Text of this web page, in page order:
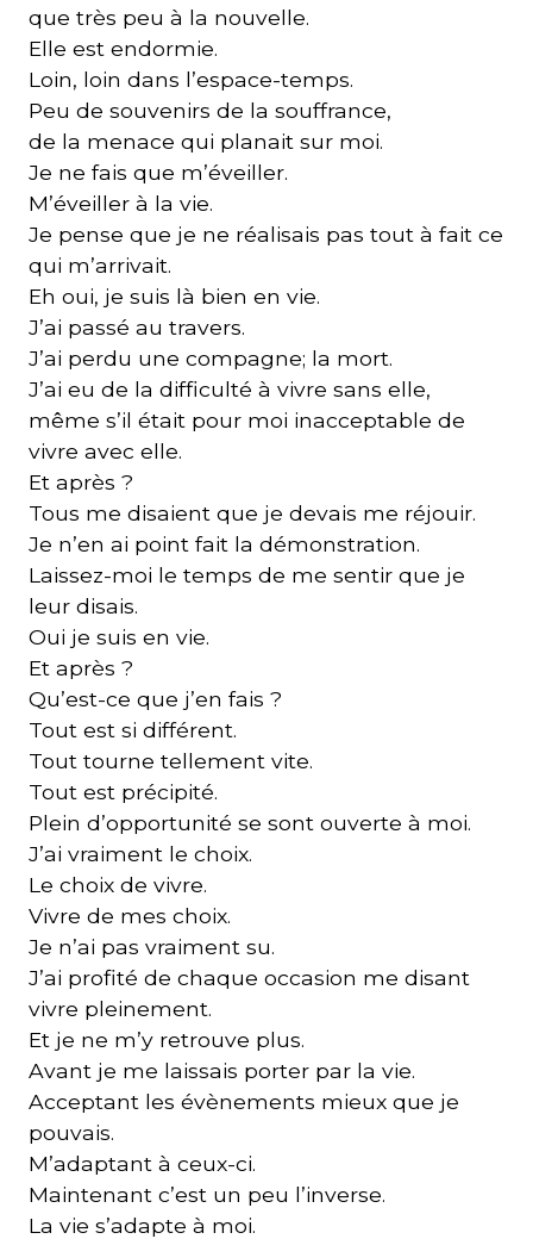
que très peu à la nouvelle.
Elle est endormie.
Loin, loin dans l’espace-temps.
Peu de souvenirs de la souffrance,
de la menace qui planait sur moi.
Je ne fais que m’éveiller.
M’éveiller à la vie.
Je pense que je ne réalisais pas tout à fait ce
qui m’arrivait.
Eh oui, je suis là bien en vie.
J’ai passé au travers.
J’ai perdu une compagne; la mort.
J’ai eu de la difficulté à vivre sans elle,
même s’il était pour moi inacceptable de
vivre avec elle.
Et après ?
Tous me disaient que je devais me réjouir.
Je n’en ai point fait la démonstration.
Laissez-moi le temps de me sentir que je
leur disais.
Oui je suis en vie.
Et après ?
Qu’est-ce que j’en fais ?
Tout est si différent.
Tout tourne tellement vite.
Tout est précipité.
Plein d’opportunité se sont ouverte à moi.
J’ai vraiment le choix.
Le choix de vivre.
Vivre de mes choix.
Je n’ai pas vraiment su.
J’ai profité de chaque occasion me disant
vivre pleinement.
Et je ne m’y retrouve plus.
Avant je me laissais porter par la vie.
Acceptant les évènements mieux que je
pouvais.
M’adaptant à ceux-ci.
Maintenant c’est un peu l’inverse.
La vie s’adapte à moi.